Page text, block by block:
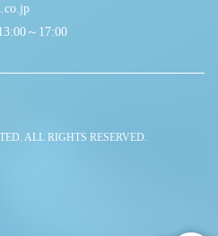
～17:00
ALL RIGHTS RESERVED.